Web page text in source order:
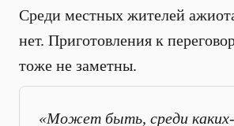
Среди местных жителей
нет. Приготовления к
тоже не заметны.
«Может быть, среди